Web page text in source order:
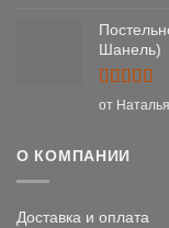
Шанель)
Оценка5
от Наталья
О КОМПАНИИ
Доставка и оплата